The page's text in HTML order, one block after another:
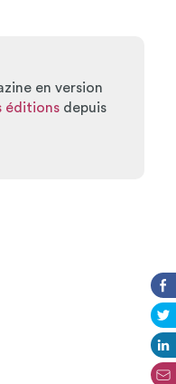
en version
éditions depuis